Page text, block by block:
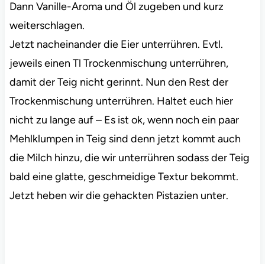
Dann Vanille-Aroma und Öl zugeben und kurz
weiterschlagen.
Jetzt nacheinander die Eier unterrühren. Evtl.
jeweils einen Tl Trockenmischung unterrühren,
damit der Teig nicht gerinnt. Nun den Rest der
Trockenmischung unterrühren. Haltet euch hier
nicht zu lange auf – Es ist ok, wenn noch ein paar
Mehlklumpen in Teig sind denn jetzt kommt auch
die Milch hinzu, die wir unterrühren sodass der Teig
bald eine glatte, geschmeidige Textur bekommt.
Jetzt heben wir die gehackten Pistazien unter.